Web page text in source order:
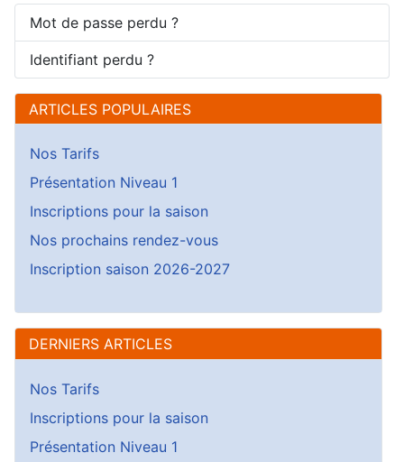
Mot de passe perdu ?
Identifiant perdu ?
ARTICLES POPULAIRES
Nos Tarifs
Présentation Niveau 1
Inscriptions pour la saison
Nos prochains rendez-vous
Inscription saison 2026-2027
DERNIERS ARTICLES
Nos Tarifs
Inscriptions pour la saison
Présentation Niveau 1